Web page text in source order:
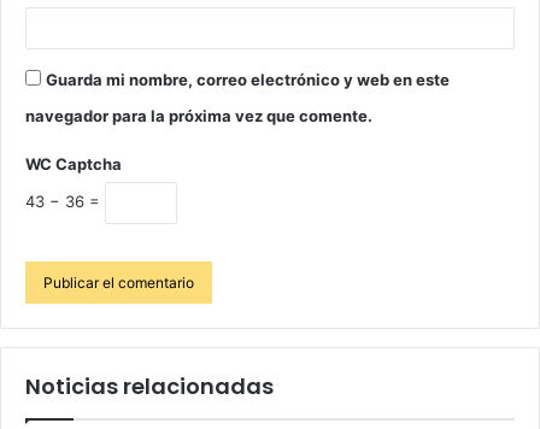
Guarda mi nombre, correo electrónico y web en este
navegador para la próxima vez que comente.
WC Captcha
43 − 36 =
Noticias relacionadas